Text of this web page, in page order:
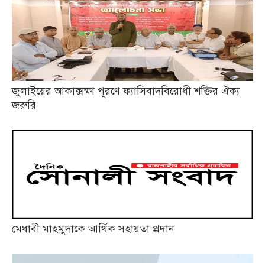
জুলাইয়ের আকাক্সক্ষা পূরণে ফ্যাসিবাদবিরোধী শক্তির ঐক্য
জরুরি
মেধাবী মাহমুদাকে আর্থিক সহায়তা প্রদান